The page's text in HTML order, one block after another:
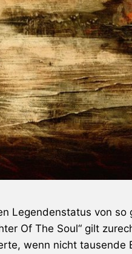
Legendenstatus von
Of The Soul“ gilt
wenn nicht tausende